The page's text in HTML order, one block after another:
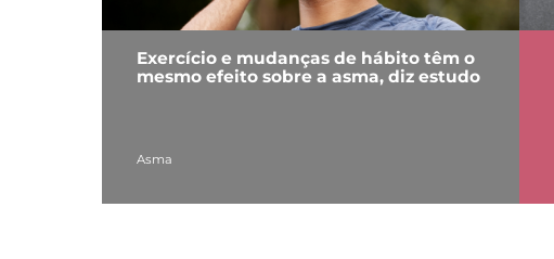
Exercício e mudanças de hábito têm o
mesmo efeito sobre a asma, diz estudo
Asma